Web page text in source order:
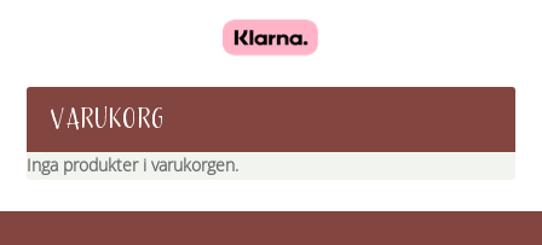
VARUKORG
Inga produkter i varukorgen.